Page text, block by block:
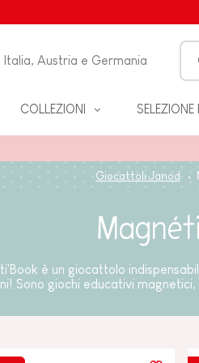
Italia, Austria e Germania
COLLEZIONI SELEZIONE
Giocattoli Janod
è un giocattolo
Sono giochi educativi magnetici,